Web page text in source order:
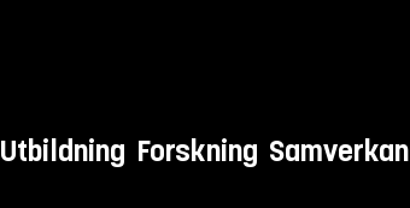
Utbildning Forskning Samverkan